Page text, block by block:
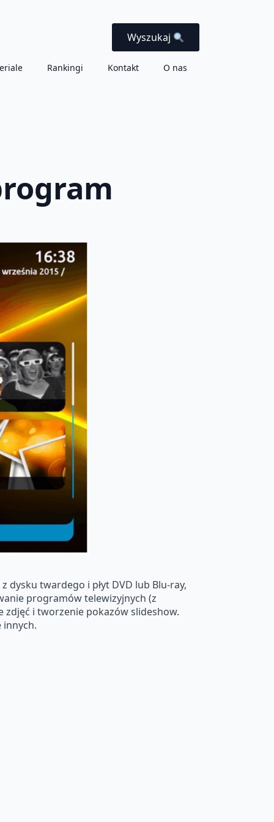
Wyszukaj
Rankingi Kontakt O nas
twardego i płyt DVD lub Blu-ray,
programów telewizyjnych (z
i tworzenie pokazów slideshow.
innych.